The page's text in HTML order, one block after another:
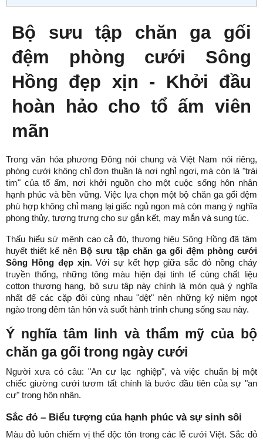
Bộ sưu tập chăn ga gối
đệm phòng cưới Sông
Hồng đẹp xịn - Khởi đầu
hoàn hảo cho tổ ấm viên
mãn
Trong văn hóa phương Đông nói chung và Việt Nam nói riêng,
phòng cưới không chỉ đơn thuần là nơi nghỉ ngơi, mà còn là "trái
tim" của tổ ấm, nơi khởi nguồn cho một cuộc sống hôn nhân
hạnh phúc và bền vững. Việc lựa chọn một bộ chăn ga gối đệm
phù hợp không chỉ mang lại giấc ngủ ngon mà còn mang ý nghĩa
phong thủy, tượng trưng cho sự gắn kết, may mắn và sung túc.
Thấu hiểu sứ mệnh cao cả đó, thương hiệu Sông Hồng đã tâm
huyết thiết kế nên Bộ sưu tập chăn ga gối đệm phòng cưới
Sông Hồng đẹp xịn. Với sự kết hợp giữa sắc đỏ nồng cháy
truyền thống, những tông màu hiện đại tinh tế cùng chất liệu
cotton thượng hạng, bộ sưu tập này chính là món quà ý nghĩa
nhất để các cặp đôi cùng nhau "dệt" nên những kỷ niệm ngọt
ngào trong đêm tân hôn và suốt hành trình chung sống sau này.
Ý nghĩa tâm linh và thẩm mỹ của bộ
chăn ga gối trong ngày cưới
Người xưa có câu: "An cư lạc nghiệp", và việc chuẩn bị một
chiếc giường cưới tươm tất chính là bước đầu tiên của sự "an
cư" trong hôn nhân.
Sắc đỏ – Biểu tượng của hạnh phúc và sự sinh sôi
Màu đỏ luôn chiếm vị thế độc tôn trong các lễ cưới Việt. Sắc đỏ